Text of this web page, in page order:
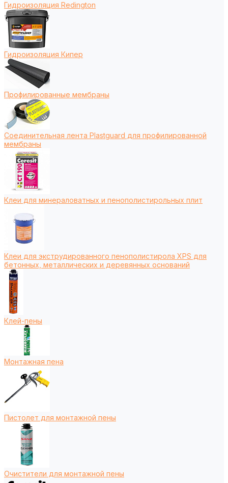
Гидроизоляция Redington
Гидроизоляция Кипер
Профилированные мембраны
Соединительная лента Plastguard для профилированной
мембраны
Клеи для минераловатных и пенополистирольных плит
Клеи для экструдированного пенополистирола XPS для
бетонных, металлических и деревянных оснований
Клей-пены
Монтажная пена
Пистолет для монтажной пены
Очистители для монтажной пены